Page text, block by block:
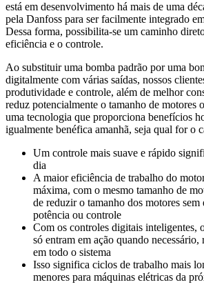
está em desenvolvimento há mais de uma
pela Danfoss para ser facilmente integrado
Dessa forma, possibilita-se um caminho
eficiência e o controle.
Ao substituir uma bomba padrão por uma
digitalmente com várias saídas, nossos
produtividade e controle, além de melhor
reduz potencialmente o tamanho de motores
uma tecnologia que proporciona benefícios
igualmente benéfica amanhã, seja qual for o
Um controle mais suave e rápido
dia
A maior eficiência de trabalho do
máxima, com o mesmo tamanho de
de reduzir o tamanho dos motores sem
potência ou controle
Com os controles digitais inteligentes,
só entram em ação quando necessário,
em todo o sistema
Isso significa ciclos de trabalho mais
menores para máquinas elétricas da